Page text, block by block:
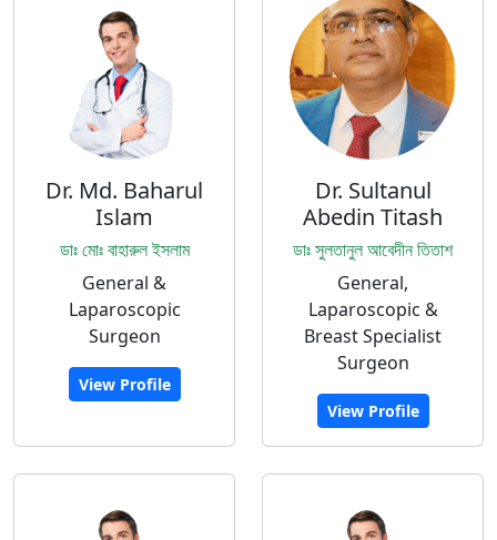
Dr. Md. Baharul
Islam
ডাঃ মোঃ বাহারুল ইসলাম
General &
Laparoscopic
Surgeon
View Profile
Dr. Sultanul
Abedin Titash
ডাঃ সুলতানুল আবেদীন তিতাশ
General,
Laparoscopic &
Breast Specialist
Surgeon
View Profile